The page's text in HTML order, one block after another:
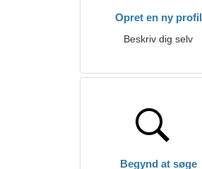
Opret en ny profil
Beskriv dig selv
Begynd at søge